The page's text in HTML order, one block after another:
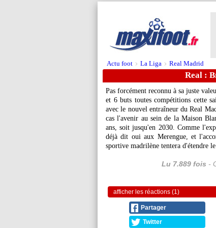
Actu foot > La Liga > Real Madrid
Real :
Pas forcément reconnu à sa juste
et 6 buts toutes compétitions cette
avec le nouvel entraîneur du Real
cas l'avenir au sein de la Maison
ans, soit jusqu'en 2030. Comme
déjà dit oui aux Merengue, et
sportive madrilène tentera d'étendre
Lu 7.889 fois -
afficher les réactions (1)
Partager
Twitter